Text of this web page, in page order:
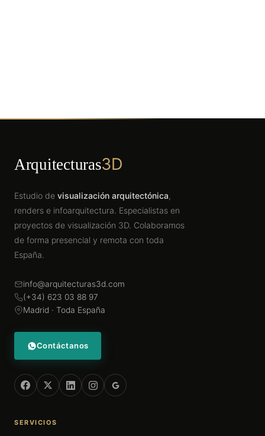
Arquitecturas3D
Estudio de visualización arquitectónica,
renders e infoarquitectura. Especialistas en
proyectos de visualización 3D. Colaboramos
de forma presencial y remota con toda
España.
info@arquitecturas3d.com
(+34) 623 03 88 97
Madrid · Toda España
Contáctanos
SERVICIOS